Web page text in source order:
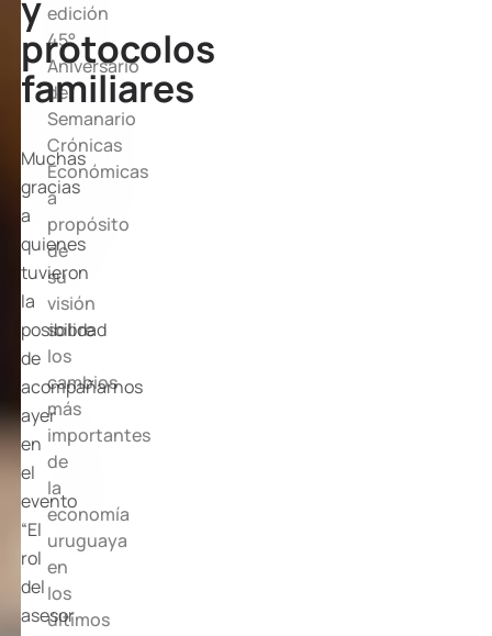
protocolos
familiares
Muchas
gracias
a
quienes
tuvieron
la
posibilidad
de
acompañarnos
ayer
en
el
evento
“El
rol
del
asesor
edición
45°
Aniversario
del
Semanario
Crónicas
Económicas
a
propósito
de
su
visión
sobre
los
cambios
más
importantes
de
la
economía
uruguaya
en
los
últimos